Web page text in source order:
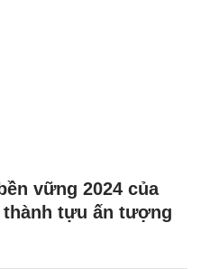
vững 2024 của
thành tựu ấn tượng